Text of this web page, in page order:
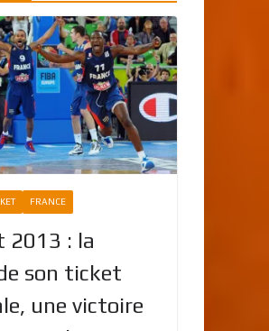
FRANCE
2013 : la
son ticket
une victoire